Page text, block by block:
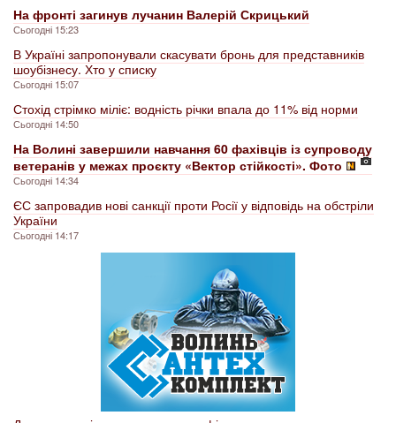
На фронті загинув лучанин Валерій Скрицький
Сьогодні 15:23
В Україні запропонували скасувати бронь для представників
шоубізнесу. Хто у списку
Сьогодні 15:07
Стохід стрімко міліє: водність річки впала до 11% від норми
Сьогодні 14:50
На Волині завершили навчання 60 фахівців із супроводу
ветеранів у межах проєкту «Вектор стійкості». Фото
Сьогодні 14:34
ЄС запровадив нові санкції проти Росії у відповідь на обстріли
України
Сьогодні 14:17